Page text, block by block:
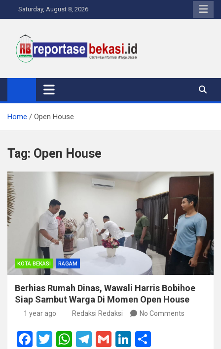
to
Saturday, August 8, 2026
Reportase Bekasi
Cakrawala Informasi Warga Bekasi
Home Open House
Tag: Open House
KOTA BEKASI RAGAM
Berhias Rumah Dinas, Wawali Harris Bobihoe
Siap Sambut Warga Di Momen Open House
1 year ago Redaksi Redaksi No Comments
F
T
W T
G
Li